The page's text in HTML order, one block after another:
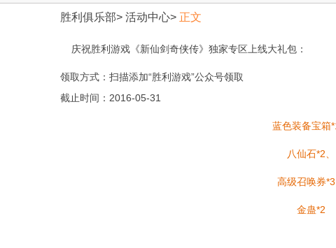
胜利俱乐部> 活动中心> 正文
庆祝胜利游戏《新仙剑奇侠传》独家专区上线大礼包：
领取方式：扫描添加“胜利游戏”公众号领取
截止时间：2016-05-31
蓝色装备宝箱
八仙石*2、
高级召唤券*3
金蛊*2